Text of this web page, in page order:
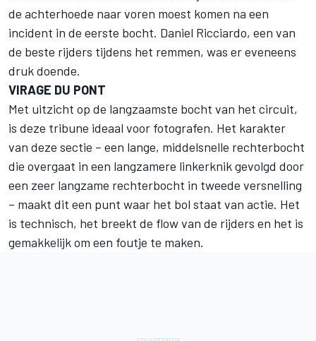
de achterhoede naar voren moest komen na een
incident in de eerste bocht. Daniel Ricciardo, een van
de beste rijders tijdens het remmen, was er eveneens
druk doende.
VIRAGE DU PONT
Met uitzicht op de langzaamste bocht van het circuit,
is deze tribune ideaal voor fotografen. Het karakter
van deze sectie – een lange, middelsnelle rechterbocht
die overgaat in een langzamere linkerknik gevolgd door
een zeer langzame rechterbocht in tweede versnelling
– maakt dit een punt waar het bol staat van actie. Het
is technisch, het breekt de flow van de rijders en het is
gemakkelijk om een foutje te maken.